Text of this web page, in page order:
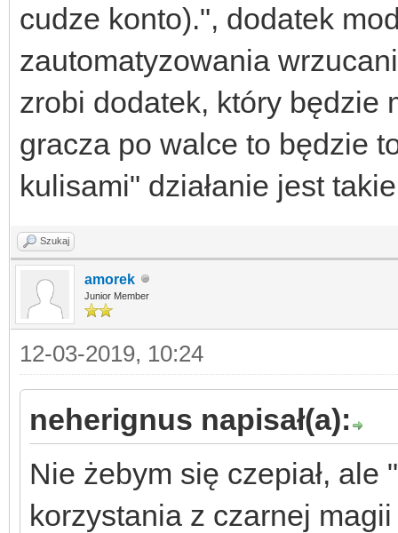
cudze konto).", dodatek
zautomatyzowania
zrobi dodatek, który będzie
gracza po walce to będzie
kulisami" działanie jest
Szukaj
amorek
Junior Member
12-03-2019, 10:24
neherignus napisał(a):
Nie żebym się czepiał,
korzystania z czarnej